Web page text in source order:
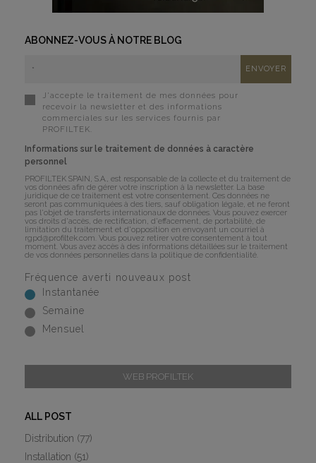
ABONNEZ-VOUS À NOTRE BLOG
J'accepte le traitement de mes données pour
recevoir la newsletter et des informations
commerciales sur les services fournis par
PROFILTEK.
Informations sur le traitement de données à caractère
personnel
PROFILTEK SPAIN, S.A., est responsable de la collecte et du traitement de
vos données afin de gérer votre inscription à la newsletter. La base
juridique de ce traitement est votre consentement. Ces données ne
seront pas communiquées à des tiers, sauf obligation légale, et ne feront
pas l'objet de transferts internationaux de données. Vous pouvez exercer
vos droits d'accès, de rectification, d'effacement, de portabilité, de
limitation du traitement et d'opposition en envoyant un courriel à
rgpd@profiltek.com . Vous pouvez retirer votre consentement à tout
moment. Vous avez accès à des informations détaillées sur le traitement
de vos données personnelles dans la politique de confidentialité
Fréquence averti nouveaux post
Instantanée
Semaine
Mensuel
WEB PROFILTEK
ALL POST
Distribution (77)
Installation (51)